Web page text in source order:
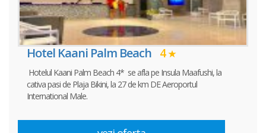
Hotel Kaani Palm Beach 4
Hotelul Kaani Palm Beach 4* se afla pe Insula Maafushi, la
cativa pasi de Plaja Bikini, la 27 de km DE Aeroportul
International Male.